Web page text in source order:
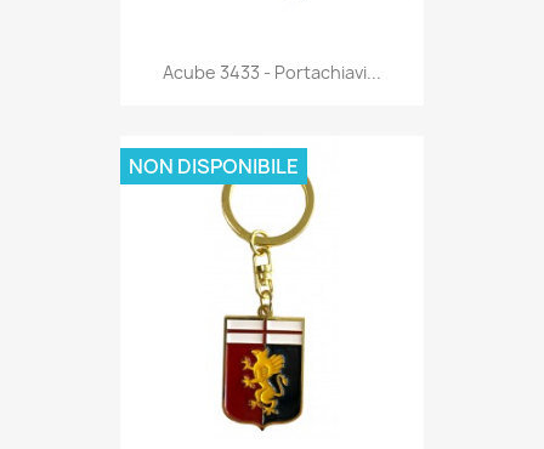
Anteprima
Acube 3433 - Portachiavi...
NON DISPONIBILE